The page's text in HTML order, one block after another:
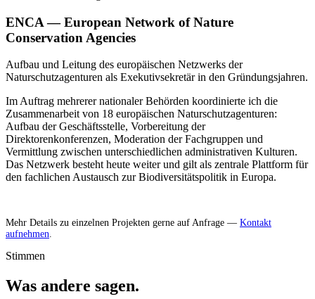
ENCA — European Network of Nature
Conservation Agencies
Aufbau und Leitung des europäischen Netzwerks der
Naturschutzagenturen als Exekutivsekretär in den Gründungsjahren.
Im Auftrag mehrerer nationaler Behörden koordinierte ich die
Zusammenarbeit von 18 europäischen Naturschutzagenturen:
Aufbau der Geschäftsstelle, Vorbereitung der
Direktorenkonferenzen, Moderation der Fachgruppen und
Vermittlung zwischen unterschiedlichen administrativen Kulturen.
Das Netzwerk besteht heute weiter und gilt als zentrale Plattform für
den fachlichen Austausch zur Biodiversitätspolitik in Europa.
Mehr Details zu einzelnen Projekten gerne auf Anfrage — Kontakt
aufnehmen.
Stimmen
Was andere sagen.